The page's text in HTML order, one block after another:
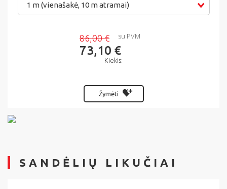
1 m (vienašakė, 10 m atramai)
86,00 €
73,10 €
su PVM
Kiekis:
Žymėti
SANDĖLIŲ LIKUČIAI